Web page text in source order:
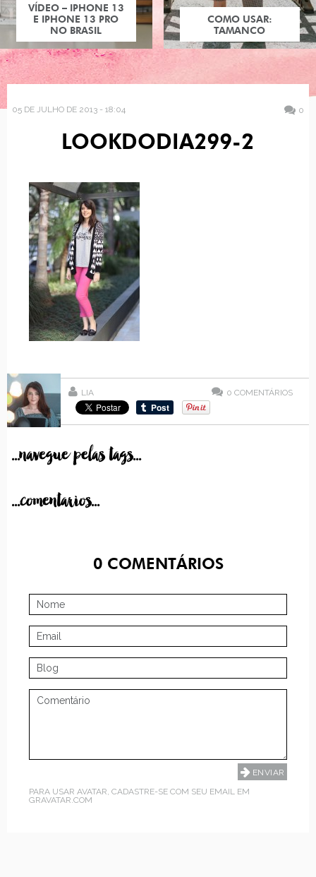
VÍDEO – IPHONE 13
E IPHONE 13 PRO
NO BRASIL
COMO USAR:
TAMANCO
05 DE JULHO DE 2013 - 18:04 0
LOOKDODIA299-2
LIA 0 COMENTÁRIOS
...navegue pelas tags...
...comentarios...
0COMENTÁRIOS
PARA USAR AVATAR, CADASTRE-SE COM SEU EMAIL EM
GRAVATAR.COM